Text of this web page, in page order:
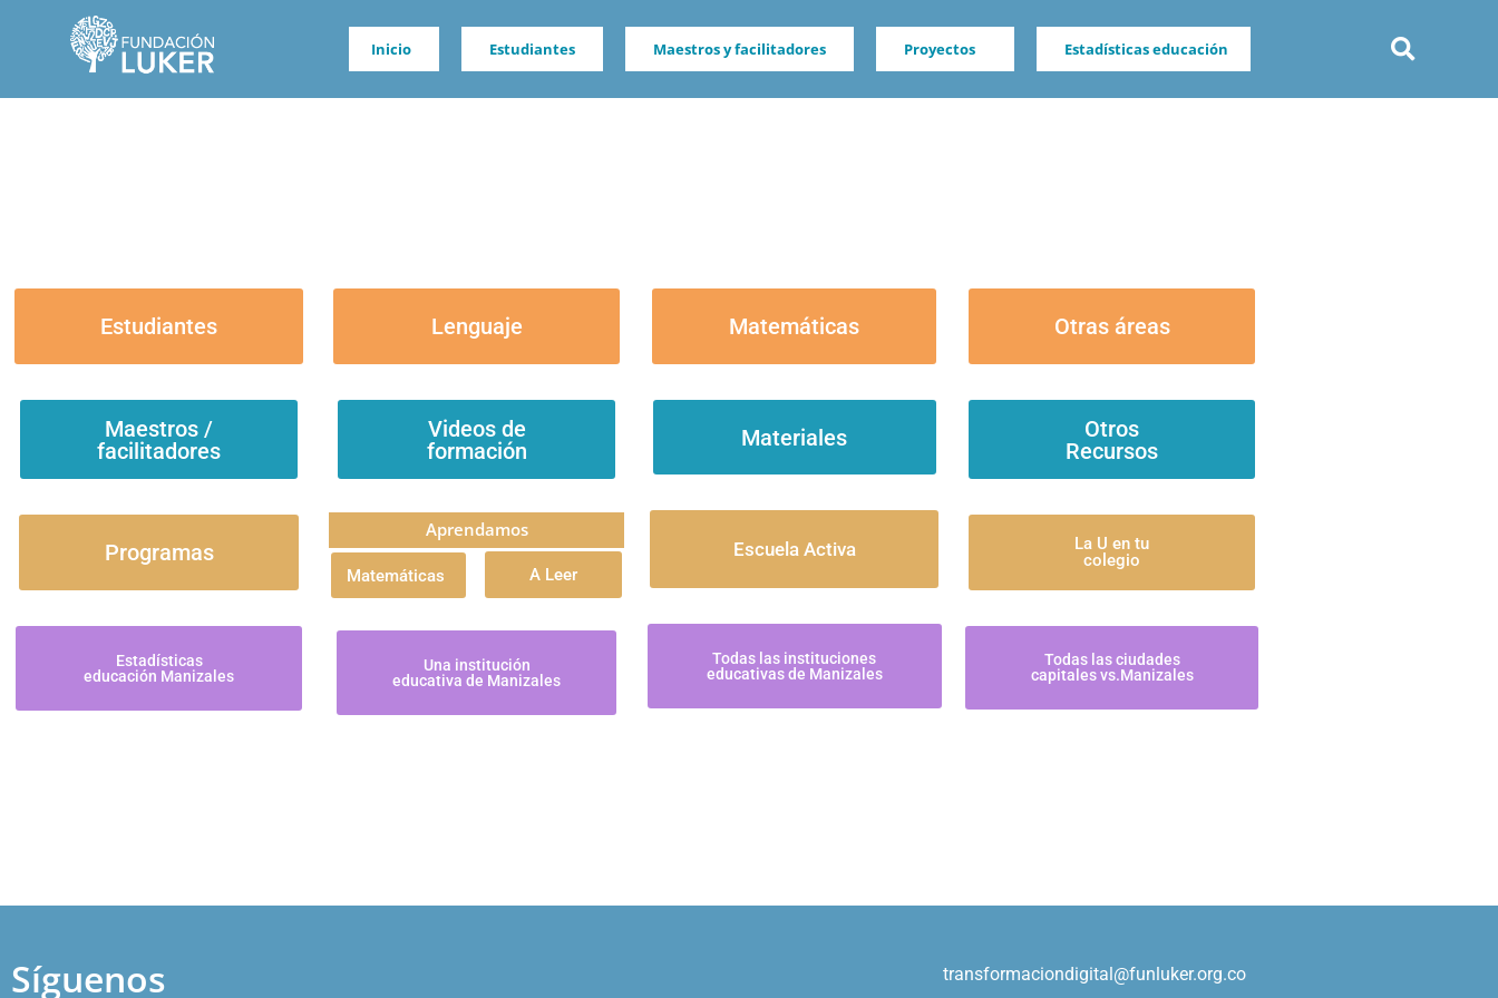
Inicio Estudiantes Maestros y facilitadores Proyectos Estadísticas educación
Estudiantes
Maestros /
facilitadores
Programas
Estadísticas
educación Manizales
Lenguaje
Videos de
formación
Aprendamos
Matemáticas A Leer
Una institución
educativa de Manizales
Matemáticas
Materiales
Escuela Activa
Todas las instituciones
educativas de Manizales
Otras áreas
Otros
Recursos
La U en tu
colegio
Todas las ciudades
capitales vs.Manizales
Síguenos transformaciondigital@funluker.org.co